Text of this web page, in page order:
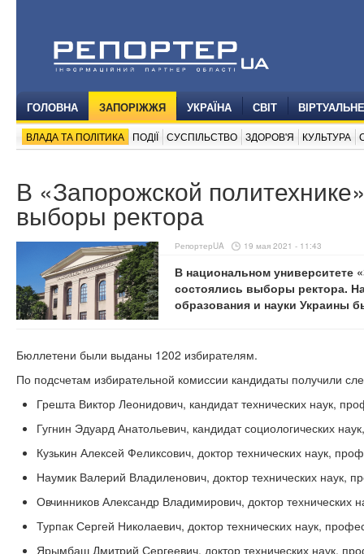
ГОЛОВНА ЗАПОРІЖЖЯ УКРАЇНА СВІТ
ВЛАДА ТА ПОЛІТИКА ПОДІЇ СУСПІЛЬСТВО ЗДОРОВ'Я КУЛЬТУРА
В «Запорожской
выборы ректора
РепортерUA 19 мая 2021 - 11:43
В национальном университете
состоялись выборы ректора.
образования и науки Украины
Бюллетени были выданы 1202 избирателям.
По подсчетам избирательной комиссии кандидаты получили
Грешта Виктор Леонидович, кандидат технических наук,
Гугнин Эдуард Анатольевич, кандидат социологических
Кузькин Алексей Феликсович, доктор технических наук,
Наумик Валерий Владиленович, доктор технических наук,
Овчинников Александр Владимирович, доктор технических
Турпак Сергей Николаевич, доктор технических наук,
Ярымбаш Дмитрий Сергеевич, доктор технических наук,